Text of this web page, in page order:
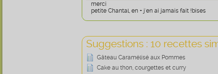
merci
petite Chantal, en + j'en ai jamais fait !bises
Suggestions : 10 recettes
Gâteau Caramélisé aux Pommes
Cake au thon, courgettes et curry